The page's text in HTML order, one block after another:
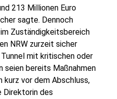
213 Millionen Euro
sagte. Dennoch
Zuständigkeitsbereich
NRW zurzeit sicher
mit kritischen oder
bereits Maßnahmen
kurz vor dem Abschluss,
Direktorin des